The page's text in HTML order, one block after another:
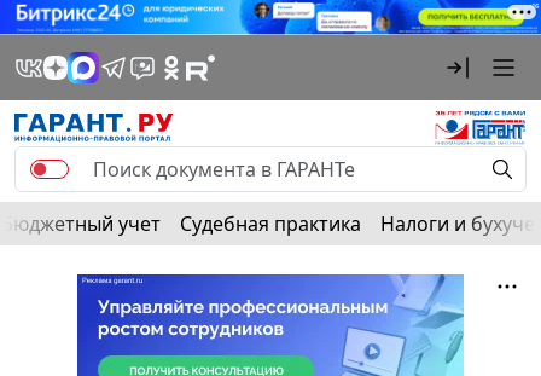
Бюджетный учет Судебная практика Налоги и